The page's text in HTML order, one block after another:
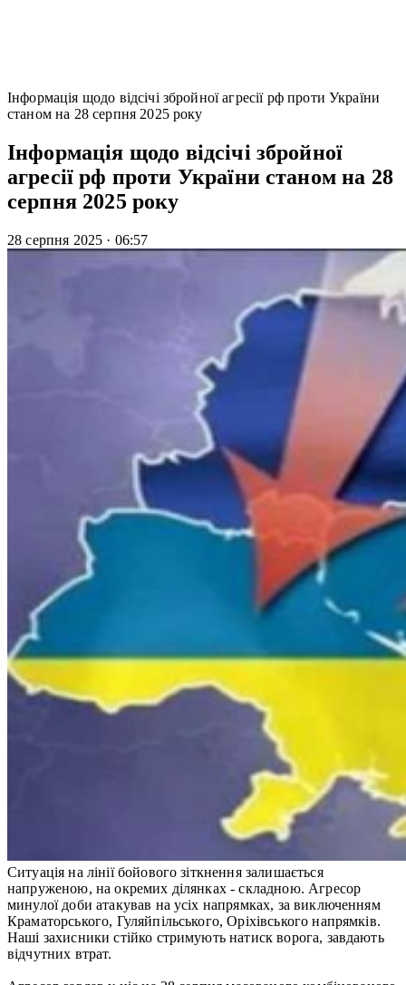
Інформація щодо відсічі збройної агресії рф проти України
станом на 28 серпня 2025 року
Інформація щодо відсічі збройної
агресії рф проти України станом на 28
серпня 2025 року
28 серпня 2025 · 06:57
Ситуація на лінії бойового зіткнення залишається
напруженою, на окремих ділянках - складною. Агресор
минулої доби атакував на усіх напрямках, за виключенням
Краматорського, Гуляйпільського, Оріхівського напрямків.
Наші захисники стійко стримують натиск ворога, завдають
відчутних втрат.